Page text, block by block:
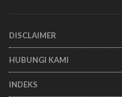
DISCLAIMER
HUBUNGI KAMI
INDEKS